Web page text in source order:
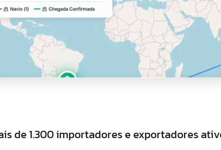
de 1.300 importadores e exportadores